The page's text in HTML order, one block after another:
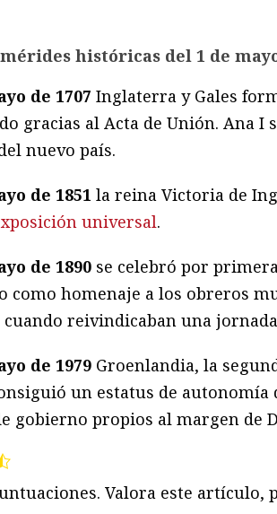
históricas del 1 de
de 1707 Inglaterra y Gales
gracias al Acta de Unión. Ana
nuevo país.
de 1851 la reina Victoria de
universal.
de 1890 se celebró por
como homenaje a los obreros
cuando reivindicaban una
de 1979 Groenlandia, la
un estatus de
gobierno propios al margen de
Valora este artículo,